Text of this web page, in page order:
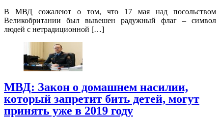
В МВД сожалеют о том, что 17 мая над посольством
Великобритании был вывешен радужный флаг – символ
людей с нетрадиционной […]
МВД: Закон о домашнем насилии,
который запретит бить детей, могут
принять уже в 2019 году